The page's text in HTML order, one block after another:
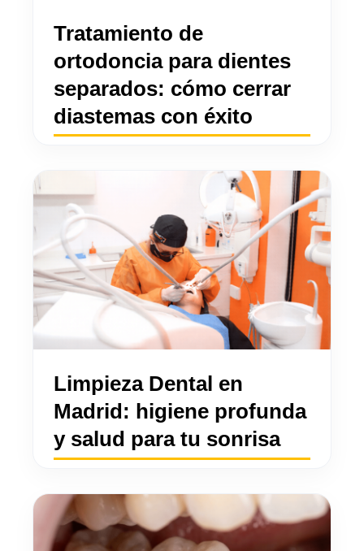
Tratamiento de
ortodoncia para dientes
separados: cómo cerrar
diastemas con éxito
Limpieza Dental en
Madrid: higiene profunda
y salud para tu sonrisa